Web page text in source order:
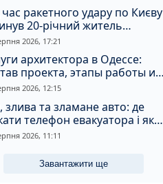
час ракетного удару по Києву
20-річний житель
2026, 17:21
архитектора в Одессе:
проекта, этапы работы и
2026, 12:15
злива та зламане авто: де
телефон евакуатора і як
на аферистів
2026, 11:11
Завантажити ще